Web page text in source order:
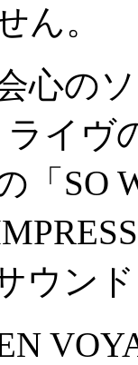
ん。
心の
ライ
「SO
ウン